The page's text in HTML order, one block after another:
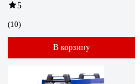
5
(10)
В корзину